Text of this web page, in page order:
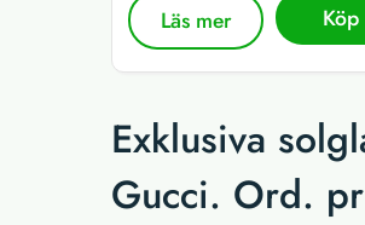
Läs mer Köp
Exklusiva
Gucci. Ord.